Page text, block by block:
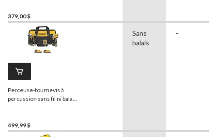
379,00 $
Perceuse-tournevis à
percussion sans fil ni balais
POWERPACK 4 Ah
499,99 $
Sans
balais
-